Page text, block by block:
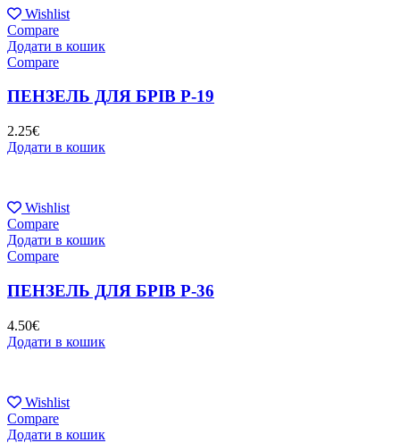
Wishlist
Compare
Додати в кошик
Compare
ПЕНЗЕЛЬ ДЛЯ БРІВ P-19
2.25€
Додати в кошик
Wishlist
Compare
Додати в кошик
Compare
ПЕНЗЕЛЬ ДЛЯ БРІВ P-36
4.50€
Додати в кошик
Wishlist
Compare
Додати в кошик